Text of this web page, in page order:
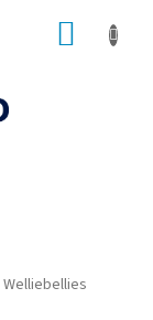
Welliebellies